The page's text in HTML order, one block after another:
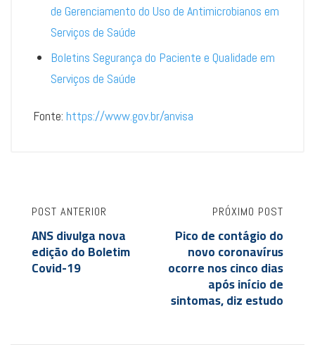
de Gerenciamento do Uso de Antimicrobianos em
Serviços de Saúde
Boletins Segurança do Paciente e Qualidade em
Serviços de Saúde
Fonte: https://www.gov.br/anvisa
POST ANTERIOR
ANS divulga nova
edição do Boletim
Covid-19
PRÓXIMO POST
Pico de contágio do
novo coronavírus
ocorre nos cinco dias
após início de
sintomas, diz estudo